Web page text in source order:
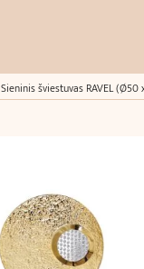
Sieninis šviestuvas RAVEL (Ø50